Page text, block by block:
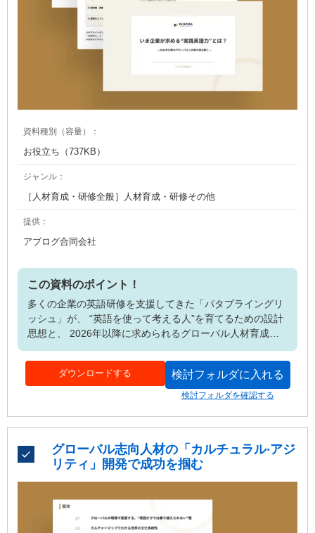
資料種別（容量）：
お役立ち（737KB）
ジャンル：
［人材育成・研修全般］人材育成・研修その他
提供：
アブログ合同会社
この資料のポイント！
多くの企業の英語研修を支援してきた「パタプライングリ
ッシュ」が、 “英語を使って考える人”を育てるための設計
思想と、 2026年以降に求められるグローバル人材育成の
像を整理 ・グローバル人材に必要な「3つの実践スキル」
を解説 ・“学習と実践の断絶”を防ぐ研修設計のポイントを
提示 ・「実践特化×継続しやすさ」を両立する教育デザイ
ダウンロードする 検討フォルダに入れる
検討フォルダを確認する
グローバル志向⼈材の「カルチュラル‧アジ
リティ」開発で成功を掴む